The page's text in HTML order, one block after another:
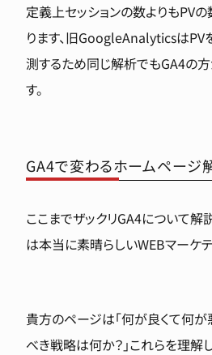
定義上セッションの数よりもPV
ります、旧GoogleAnalyticsは
測するため同じ解析でもGA4の
す。
GA4で変わるホームページ
ここまでザックリGA4について解
は本当に素晴らしいWEBマーケテ
貴方のページは「何が良くて何が
べき戦略は何か？」これらを理解